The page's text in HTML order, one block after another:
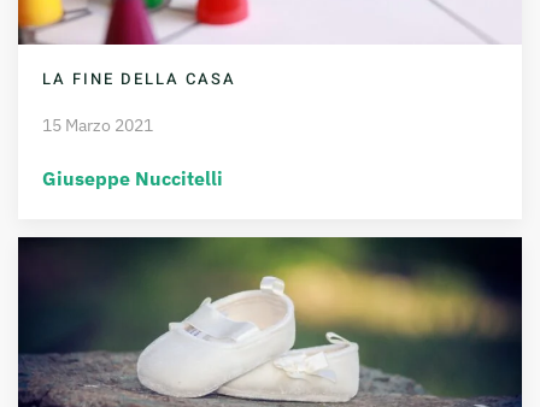
LA FINE DELLA CASA
15 Marzo 2021
Giuseppe Nuccitelli